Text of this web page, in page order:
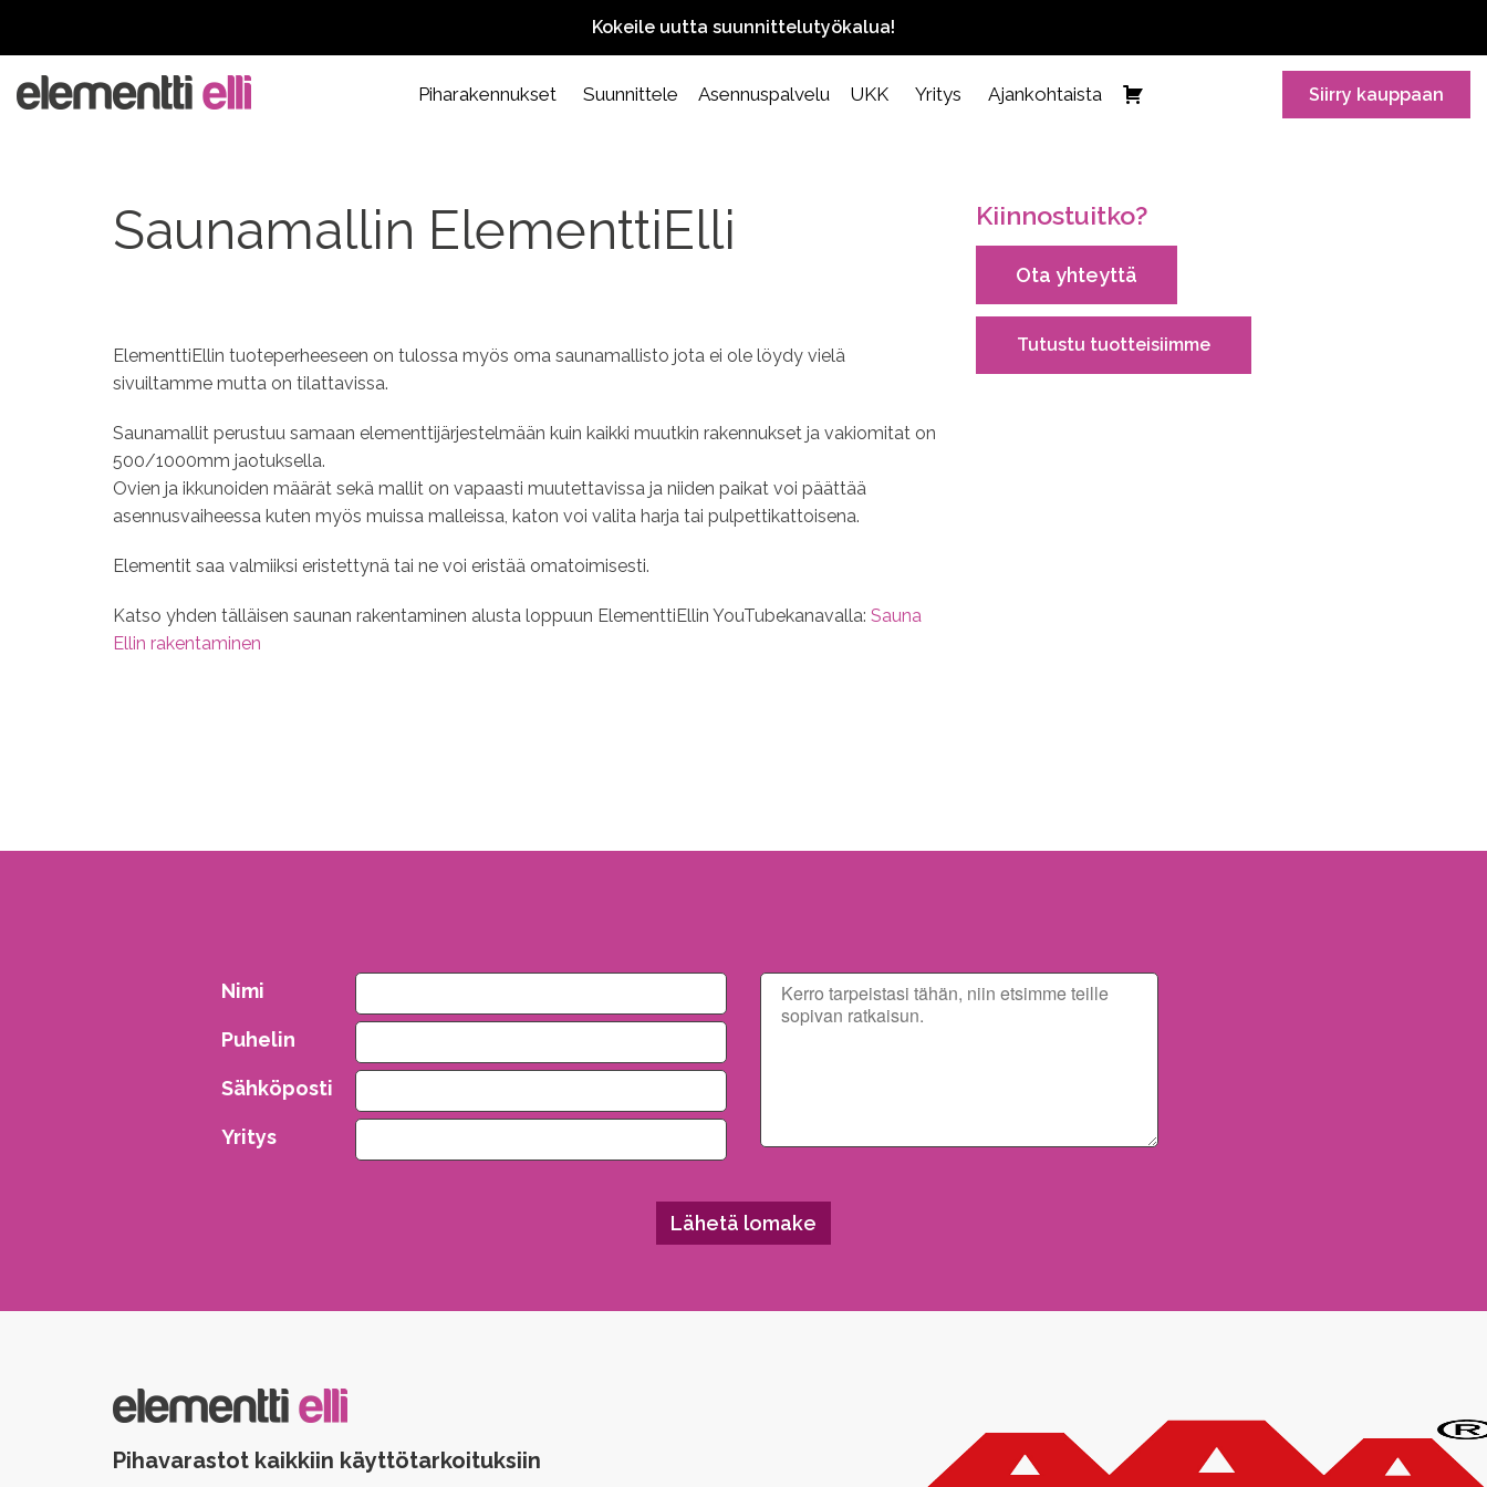
Kokeile uutta suunnittelutyökalua!
Piharakennukset Suunnittele Asennuspalvelu UKK Yritys Ajankohtaista Siirry kauppaan
Saunamallin ElementtiElli
ElementtiEllin tuoteperheeseen on tulossa myös oma saunamallisto jota ei ole löydy vielä
sivuiltamme mutta on tilattavissa.
Saunamallit perustuu samaan elementtijärjestelmään kuin kaikki muutkin rakennukset ja vakiomitat on
500/1000mm jaotuksella.
Ovien ja ikkunoiden määrät sekä mallit on vapaasti muutettavissa ja niiden paikat voi päättää
asennusvaiheessa kuten myös muissa malleissa, katon voi valita harja tai pulpettikattoisena.
Elementit saa valmiiksi eristettynä tai ne voi eristää omatoimisesti.
Katso yhden tälläisen saunan rakentaminen alusta loppuun ElementtiEllin YouTubekanavalla: Sauna
Ellin rakentaminen
Kiinnostuitko?
Ota yhteyttä
Tutustu tuotteisiimme
Nimi
Puhelin
Sähköposti
Yritys
Pihavarastot kaikkiin käyttötarkoituksiin